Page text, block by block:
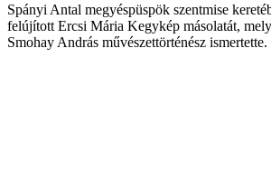
Spányi Antal megyéspüspök szentmise
felújított Ercsi Mária Kegykép másolatát,
Smohay András művészettörténész ismertette.